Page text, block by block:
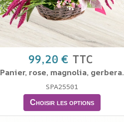
99,20 € TTC
Panier, rose, magnolia, gerbera.
SPA25501
Choisir les options